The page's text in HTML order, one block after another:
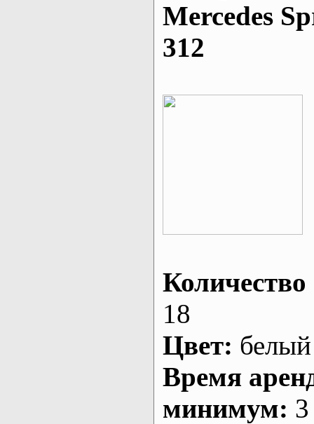
Mеrcedes
312
Количество
18
Цвет: белый
Время
минимум: